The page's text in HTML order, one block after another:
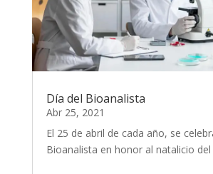
Día del Bioanalista
Abr 25, 2021
El 25 de abril de cada año, se
Bioanalista en honor al natalicio del